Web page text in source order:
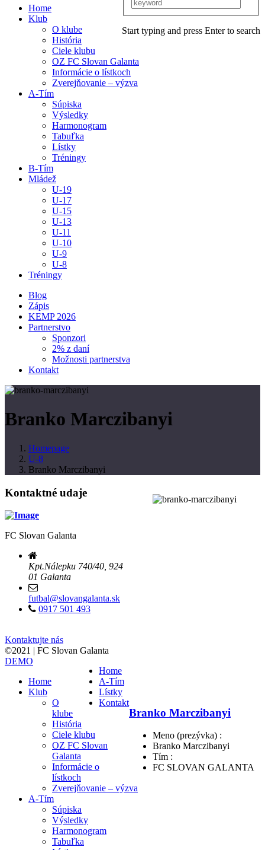
Start typing and press Enter to search
Home
Klub
O klube
História
Ciele klubu
OZ FC Slovan Galanta
Informácie o lístkoch
Zverejňovanie – výzva
A-Tím
Súpiska
Výsledky
Harmonogram
Tabuľka
Lístky
Tréningy
B-Tím
Mládež
U-19
U-17
U-15
U-13
U-11
U-10
U-9
U-8
Tréningy
Blog
Zápis
KEMP 2026
Partnerstvo
Sponzori
2% z daní
Možnosti partnerstva
Kontakt
Branko Marczibanyi
Homepage
U-8
Branko Marczibanyi
Branko Marczibanyi
Meno (prezývka) :
Branko Marczibanyi
Tím :
FC SLOVAN GALANTA
Kontaktné udaje
FC Slovan Galanta
Kpt.Nálepku 740/40, 924
01 Galanta
futbal@slovangalanta.sk
0917 501 493
Kontaktujte nás
©2021 | FC Slovan Galanta
Home
A-Tím
Lístky
Kontakt
DEMO
Home
Klub
O
klube
História
Ciele klubu
OZ FC Slovan
Galanta
Informácie o
lístkoch
Zverejňovanie – výzva
A-Tím
Súpiska
Výsledky
Harmonogram
Tabuľka